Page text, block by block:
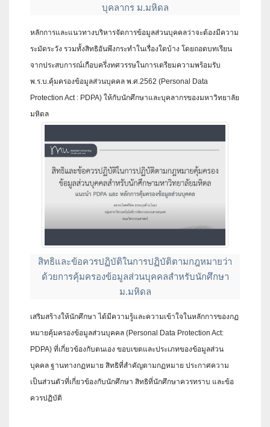
บุคลากร ม.มหิดล
หลักการและแนวทางบริหารจัดการข้อมูลส่วนบุคคลว่าจะต้องมีความ
ระมัดระวัง รวมทั้งสิทธิอันพึงกระทำในเรื่องใดบ้าง โดยถอดบทเรียน
จากประสบการณ์เกือบครึ่งทศวรรษในการเตรียมความพร้อมรับ
พ.ร.บ.คุ้มครองข้อมูลส่วนบุคคล พ.ศ.2562 (Personal Data
Protection Act : PDPA) ให้กับนักศึกษาและบุคลากรของมหาวิทยาลัย
มหิดล
สิทธิและข้อควรปฏิบัติในการปฏิบัติตามกฎหมายว่า
ด้วยการคุ้มครองข้อมูลส่วนบุคคลสำหรับนักศึกษา
ม.มหิดล
เสริมสร้างให้นักศึกษา ได้มีความรู้และความเข้าใจในหลักการของกฏ
หมายคุ้มครองข้อมูลส่วนบุคคล (Personal Data Protection Act:
PDPA) ที่เกี่ยวข้องกับตนเอง ขอบเขตและประเภทของข้อมูลส่วน
บุคคล ฐานทางกฏหมาย สิทธิที่สำคัญตามกฏหมาย ประกาศความ
เป็นส่วนตัวที่เกี่ยวข้องกับนักศึกษา สิทธิที่นักศึกษาควรทราบ และข้อ
ควรปฏิบัติ